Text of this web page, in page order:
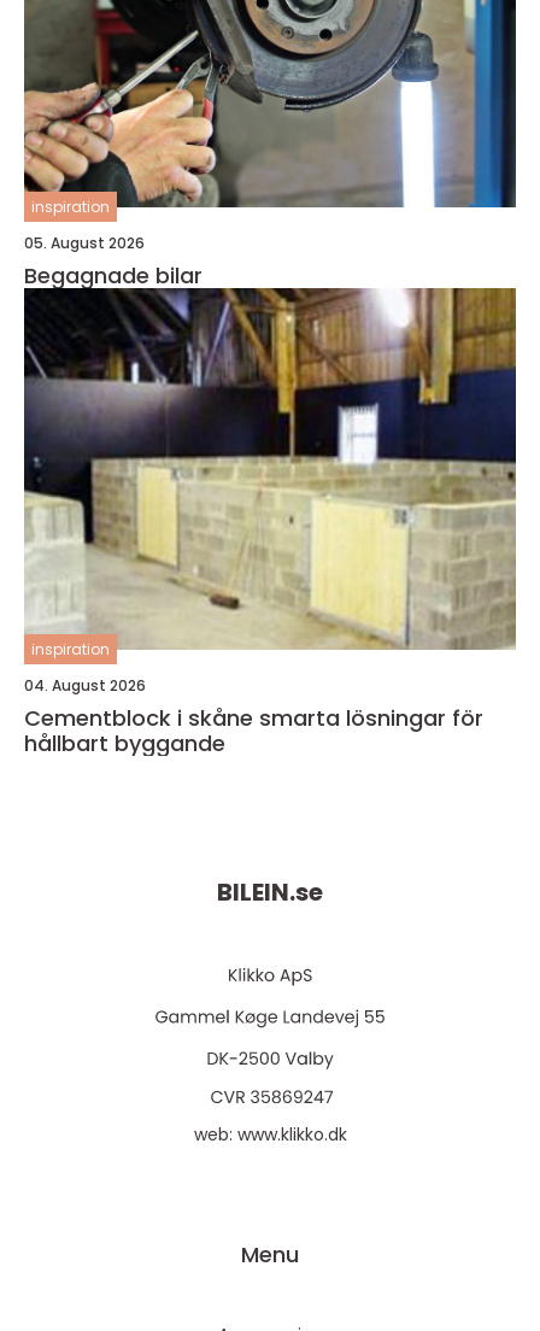
inspiration
05. August 2026
Begagnade bilar
inspiration
04. August 2026
Cementblock i skåne smarta lösningar för
hållbart byggande
BILEIN.se
web: www.klikko.dk
Menu